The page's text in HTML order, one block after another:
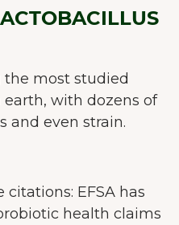
the most studied
with dozens of
and even strain.
EFSA has
health claims